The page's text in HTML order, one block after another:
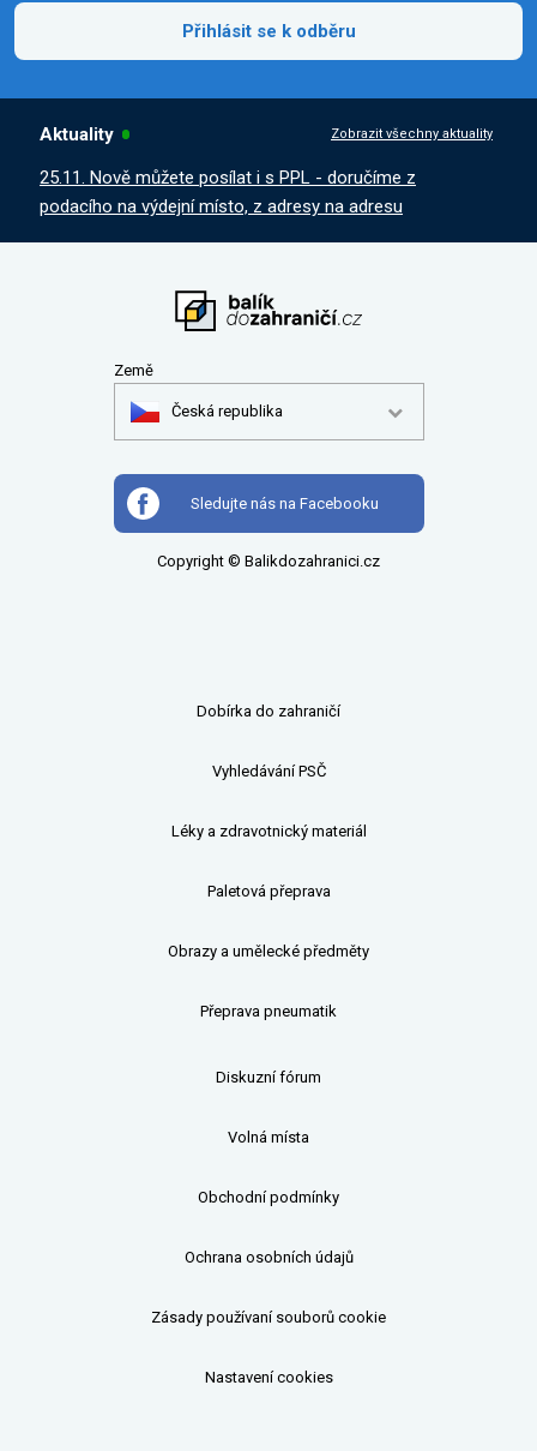
Přihlásit se k odběru
Aktuality Zobrazit všechny aktuality
25.11. Nově můžete posílat i s PPL - doručíme z
podacího na výdejní místo, z adresy na adresu
Země
Česká republika
Sledujte nás na Facebooku
Copyright © Balikdozahranici.cz
Dobírka do zahraničí
Vyhledávání PSČ
Léky a zdravotnický materiál
Paletová přeprava
Obrazy a umělecké předměty
Přeprava pneumatik
Diskuzní fórum
Volná místa
Obchodní podmínky
Ochrana osobních údajů
Zásady používaní souborů cookie
Nastavení cookies